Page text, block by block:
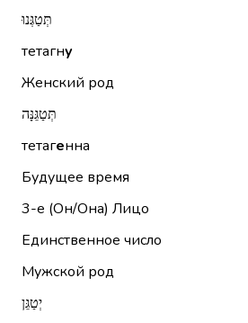
תְּטַגְּנוּ
тетагну
Женский род
תְּטַגֵּנָּה
тетагенна
Будущее время
3-е (Он/Она) Лицо
Единственное число
Мужской род
יְטַגֵּן